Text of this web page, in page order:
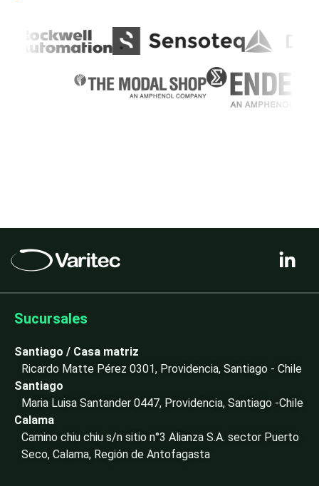
i
k
n
i
Sucursales
Santiago / Casa matriz
Ricardo Matte Pérez 0301, Providencia, Santiago - Chile
Santiago
Maria Luisa Santander 0447, Providencia, Santiago -Chile
Calama
Camino chiu chiu s/n sitio n°3 Alianza S.A. sector Puerto
Seco, Calama, Región de Antofagasta